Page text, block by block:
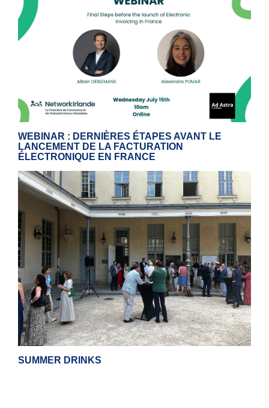
WEBINAR : DERNIÈRES ÉTAPES AVANT LE
LANCEMENT DE LA FACTURATION
ÉLECTRONIQUE EN FRANCE
SUMMER DRINKS